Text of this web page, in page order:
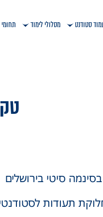
סטודנט מסלולי לימוד תחומי
תעודות